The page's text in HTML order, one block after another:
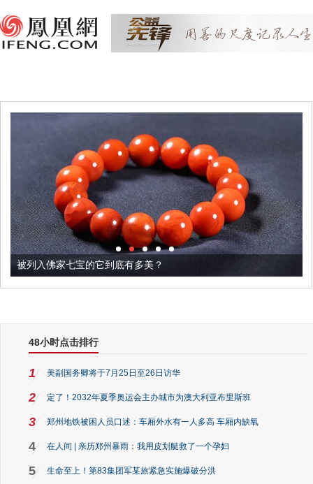
被列入佛家七宝的它到底有多美？
48小时点击排行
1 美副国务卿将于7月25日至26日访华
2 定了！2032年夏季奥运会主办城市为澳大利亚布里斯班
3 郑州地铁被困人员口述：车厢外水有一人多高 车厢内缺氧
4 在人间 | 亲历郑州暴雨：我用皮划艇救了一个孕妇
5 生命至上！第83集团军某旅紧急实施爆破分洪